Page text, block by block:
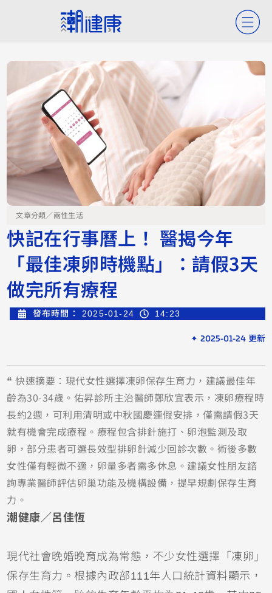
文章分類／ 兩性生活
快記在行事曆上！ 醫揭今年
「最佳凍卵時機點」：請假3天
做完所有療程
發布時間： 2025-01-24 14:23
✦ 2025-01-24 更新
❝ 快速摘要：現代女性選擇凍卵保存生育力，建議最佳年
齡為30-34歲。佑昇診所主治醫師鄭欣宜表示，凍卵療程時
長約2週，可利用清明或中秋國慶連假安排，僅需請假3天
就有機會完成療程。療程包含排針施打、卵泡監測及取
卵，部分患者可選長效型排卵針減少回診次數。術後多數
女性僅有輕微不適，卵量多者需多休息。建議女性朋友諮
詢專業醫師評估卵巢功能及機構設備，提早規劃保存生育
力。
潮健康／呂佳恆
現代社會晚婚晚育成為常態，不少女性選擇「凍卵」
保存生育力。根據內政部111年人口統計資料顯示，